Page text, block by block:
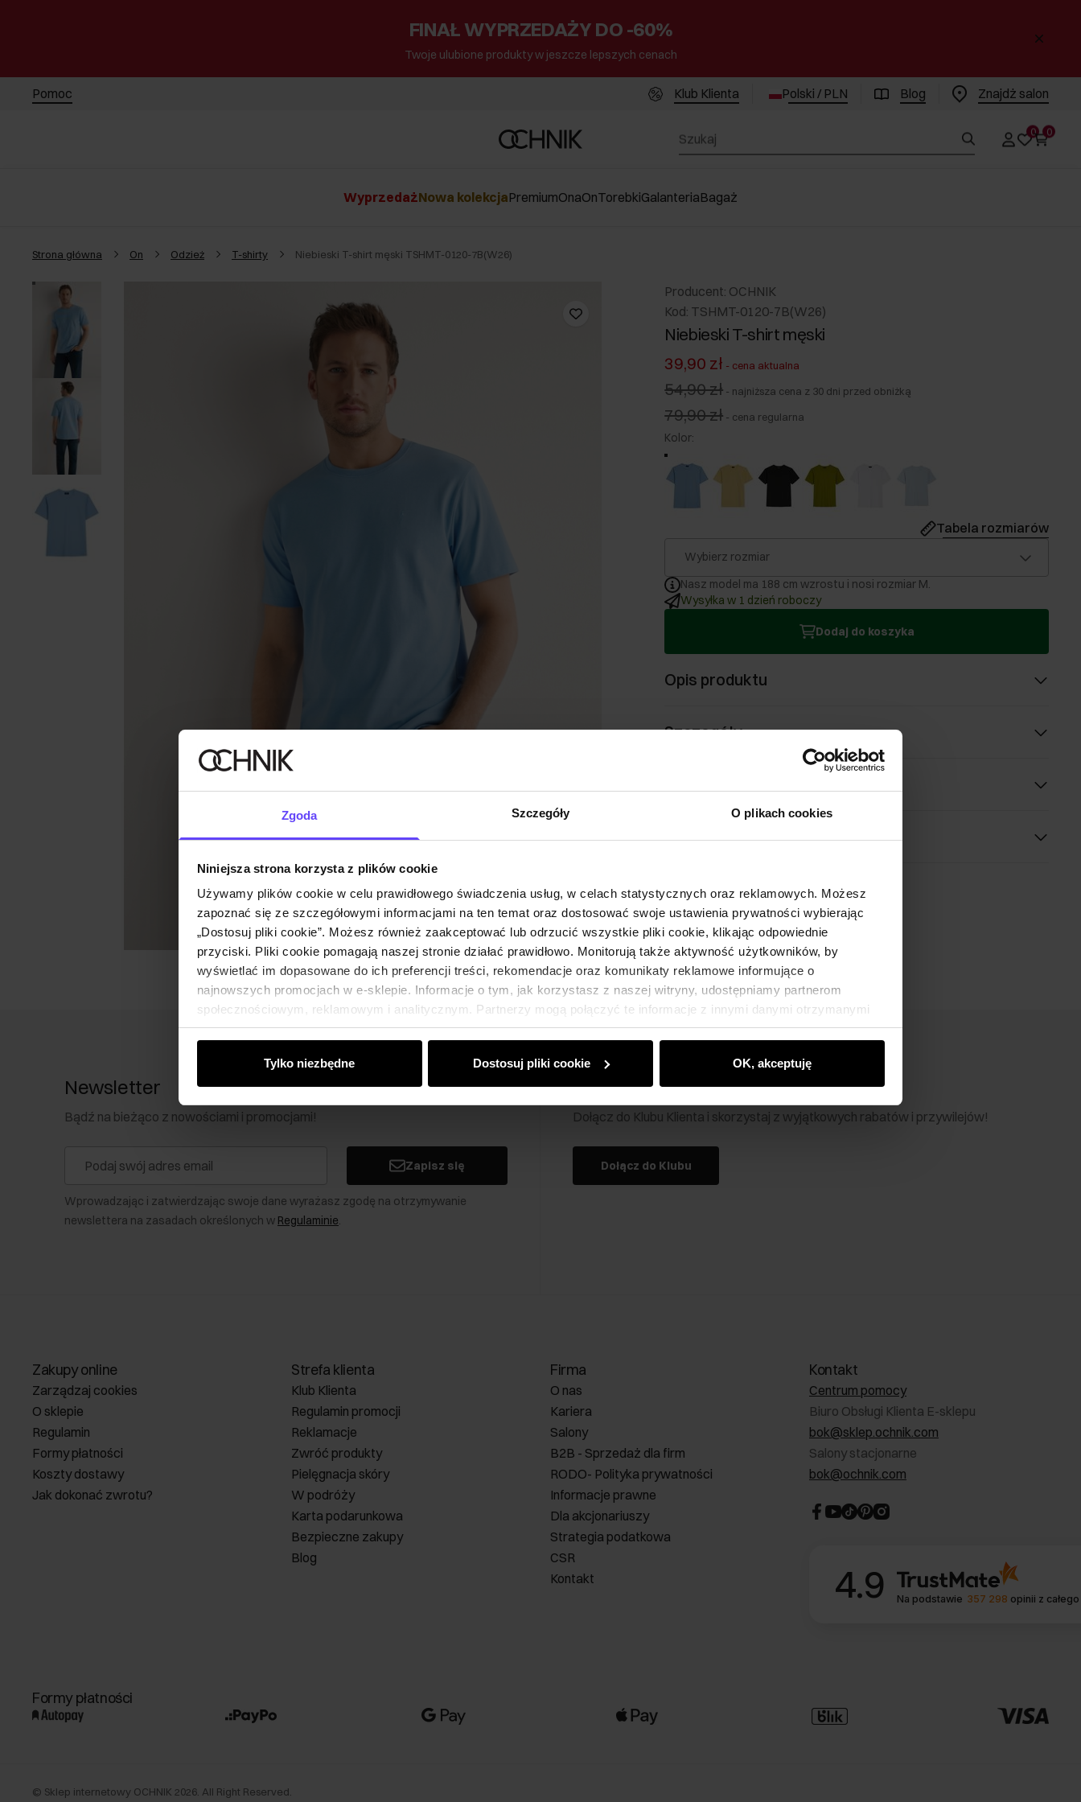
Zgoda Szczegóły O plikach cookies
Niniejsza strona korzysta z plików cookie
Używamy plików cookie w celu prawidłowego świadczenia usług, w celach statystycznych oraz reklamowych. Możesz
zapoznać się ze szczegółowymi informacjami na ten temat oraz dostosować swoje ustawienia prywatności wybierając
„Dostosuj pliki cookie”. Możesz również zaakceptować lub odrzucić wszystkie pliki cookie, klikając odpowiednie
przyciski. Pliki cookie pomagają naszej stronie działać prawidłowo. Monitorują także aktywność użytkowników, by
wyświetlać im dopasowane do ich preferencji treści, rekomendacje oraz komunikaty reklamowe informujące o
najnowszych promocjach w e-sklepie. Informacje o tym, jak korzystasz z naszej witryny, udostępniamy partnerom
społecznościowym, reklamowym i analitycznym. Partnerzy mogą połączyć te informacje z innymi danymi otrzymanymi
od Ciebie lub uzyskanymi podczas korzystania z ich usług.
Tylko niezbędne Dostosuj pliki cookie OK, akceptuję
FINAŁ WYPRZEDAŻY DO -60%
Twoje ulubione produkty w jeszcze lepszych cenach
Pomoc Klub Klienta Polski / PLN Blog Znajdż salon
0 0
WyprzedażNowa kolekcjaPremiumOnaOnTorebkiGalanteriaBagaż
Strona główna On Odzież T-shirty Niebieski T-shirt męski TSHMT-0120-7B(W26)
Producent: OCHNIK
Kod: TSHMT-0120-7B(W26)
Niebieski T-shirt męski
39,90 zł - cena aktualna
54,90 zł - najniższa cena z 30 dni przed obniżką
79,90 zł - cena regularna
Kolor:
Tabela rozmiarów
Wybierz rozmiar
Nasz model ma 188 cm wzrostu i nosi rozmiar M.
Wysyłka w 1 dzień roboczy
Dodaj do koszyka
Opis produktu
Szczegóły
Opinie
Newsletter
Bądź na bieżąco z nowościami i promocjami!
Zapisz się
Wprowadzając i zatwierdzając swoje dane wyrażasz zgodę na otrzymywanie
newslettera na zasadach określonych w Regulaminie.
Klub Klienta Ochnik
Dołącz do Klubu Klienta i skorzystaj z wyjątkowych rabatów i przywilejów!
Dołącz do Klubu
Zakupy online
Zarządzaj cookies
O sklepie
Regulamin
Formy płatności
Koszty dostawy
Jak dokonać zwrotu?
Strefa klienta
Klub Klienta
Regulamin promocji
Reklamacje
Zwróć produkty
Pielęgnacja skóry
W podróży
Karta podarunkowa
Bezpieczne zakupy
Blog
Firma
O nas
Kariera
Salony
B2B - Sprzedaż dla firm
RODO- Polityka prywatności
Informacje prawne
Dla akcjonariuszy
Strategia podatkowa
CSR
Kontakt
Kontakt
Centrum pomocy
Biuro Obsługi Klienta E-sklepu
bok@sklep.ochnik.com
Salony stacjonarne
bok@ochnik.com
4.9 Na podstawie 357 298 opinii z
Formy płatności
© Sklep internetowy OCHNIK 2026 . All Right Reserved.